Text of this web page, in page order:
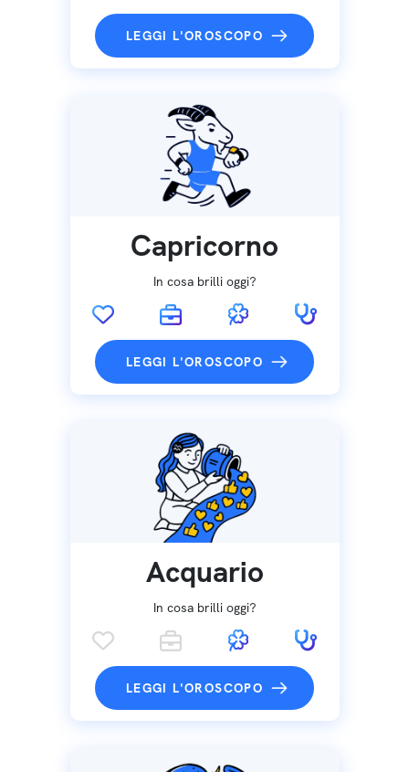
LEGGI L'OROSCOPO
Capricorno
In cosa brilli oggi?
LEGGI L'OROSCOPO
Acquario
In cosa brilli oggi?
LEGGI L'OROSCOPO